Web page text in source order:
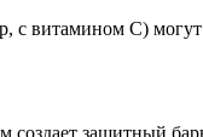
с витамином С)